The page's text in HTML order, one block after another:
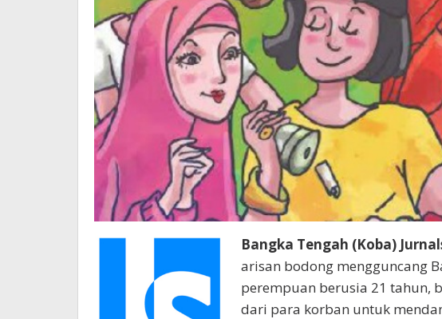
Bangka Tengah (Koba)
arisan bodong mengguncang
perempuan berusia 21 tahun,
dari para korban untuk